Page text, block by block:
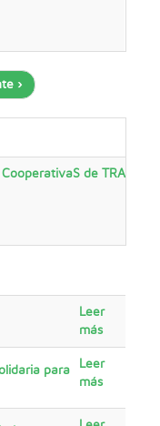
›
de TRABAJO
Leer
más
para
Leer
más